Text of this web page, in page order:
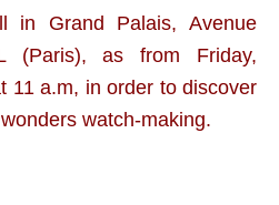
in Grand Palais, Avenue
(Paris),as from Friday,
11 a.m, in order to discover
watch-making.